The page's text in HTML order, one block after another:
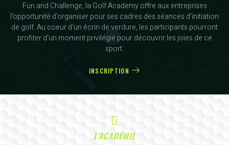
Fun and Challenge, la Golf Academy offre aux entreprises
l'opportunité d'organiser pour ses cadres des séances d'initiation
de golf. Au coeur d'un écrin de verdure, les participants pourront
profiter d'un moment privilégié pour découvrir les joies de ce
sport.
INSCRIPTION
L'ACADÉMIE